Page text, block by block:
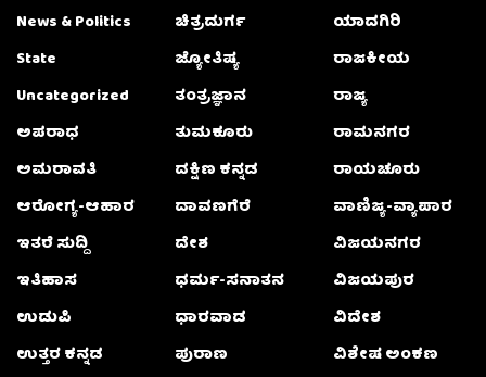
News & Politics
State
Uncategorized
ಅಪರಾಧ
ಅಮರಾವತಿ
ಆರೋಗ್ಯ-ಆಹಾರ
ಇತರೆ ಸುದ್ದಿ
ಇತಿಹಾಸ
ಉಡುಪಿ
ಉತ್ತರ ಕನ್ನಡ
ಚಿತ್ರದುರ್ಗ
ಜ್ಯೋತಿಷ್ಯ
ತಂತ್ರಜ್ಞಾನ
ತುಮಕೂರು
ದಕ್ಷಿಣ ಕನ್ನಡ
ದಾವಣಗೆರೆ
ದೇಶ
ಧರ್ಮ-ಸನಾತನ
ಧಾರವಾಡ
ಪುರಾಣ
ಯಾದಗಿರಿ
ರಾಜಕೀಯ
ರಾಜ್ಯ
ರಾಮನಗರ
ರಾಯಚೂರು
ವಾಣಿಜ್ಯ-ವ್ಯಾಪಾರ
ವಿಜಯನಗರ
ವಿಜಯಪುರ
ವಿದೇಶ
ವಿಶೇಷ ಅಂಕಣ